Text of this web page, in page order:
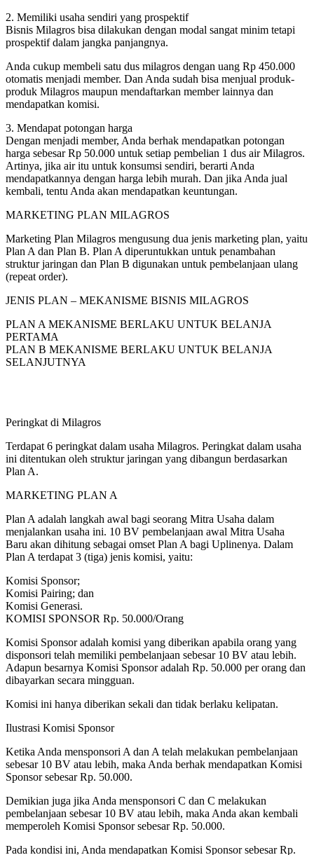
2. Memiliki usaha sendiri yang prospektif
Bisnis Milagros bisa dilakukan dengan modal sangat minim tetapi
prospektif dalam jangka panjangnya.
Anda cukup membeli satu dus milagros dengan uang Rp 450.000
otomatis menjadi member. Dan Anda sudah bisa menjual produk-
produk Milagros maupun mendaftarkan member lainnya dan
mendapatkan komisi.
3. Mendapat potongan harga
Dengan menjadi member, Anda berhak mendapatkan potongan
harga sebesar Rp 50.000 untuk setiap pembelian 1 dus air Milagros.
Artinya, jika air itu untuk konsumsi sendiri, berarti Anda
mendapatkannya dengan harga lebih murah. Dan jika Anda jual
kembali, tentu Anda akan mendapatkan keuntungan.
MARKETING PLAN MILAGROS
Marketing Plan Milagros mengusung dua jenis marketing plan, yaitu
Plan A dan Plan B. Plan A diperuntukkan untuk penambahan
struktur jaringan dan Plan B digunakan untuk pembelanjaan ulang
(repeat order).
JENIS PLAN – MEKANISME BISNIS MILAGROS
PLAN A MEKANISME BERLAKU UNTUK BELANJA
PERTAMA
PLAN B MEKANISME BERLAKU UNTUK BELANJA
SELANJUTNYA
Peringkat di Milagros
Terdapat 6 peringkat dalam usaha Milagros. Peringkat dalam usaha
ini ditentukan oleh struktur jaringan yang dibangun berdasarkan
Plan A.
MARKETING PLAN A
Plan A adalah langkah awal bagi seorang Mitra Usaha dalam
menjalankan usaha ini. 10 BV pembelanjaan awal Mitra Usaha
Baru akan dihitung sebagai omset Plan A bagi Uplinenya. Dalam
Plan A terdapat 3 (tiga) jenis komisi, yaitu:
Komisi Sponsor;
Komisi Pairing; dan
Komisi Generasi.
KOMISI SPONSOR Rp. 50.000/Orang
Komisi Sponsor adalah komisi yang diberikan apabila orang yang
disponsori telah memiliki pembelanjaan sebesar 10 BV atau lebih.
Adapun besarnya Komisi Sponsor adalah Rp. 50.000 per orang dan
dibayarkan secara mingguan.
Komisi ini hanya diberikan sekali dan tidak berlaku kelipatan.
Ilustrasi Komisi Sponsor
Ketika Anda mensponsori A dan A telah melakukan pembelanjaan
sebesar 10 BV atau lebih, maka Anda berhak mendapatkan Komisi
Sponsor sebesar Rp. 50.000.
Demikian juga jika Anda mensponsori C dan C melakukan
pembelanjaan sebesar 10 BV atau lebih, maka Anda akan kembali
memperoleh Komisi Sponsor sebesar Rp. 50.000.
Pada kondisi ini, Anda mendapatkan Komisi Sponsor sebesar Rp.